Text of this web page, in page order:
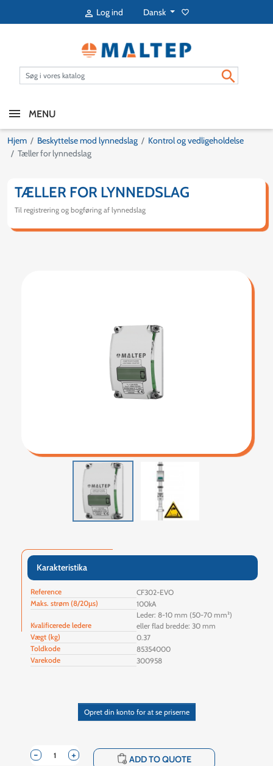
 Log ind Dansk favorite_border

MENU
Hjem Beskyttelse mod lynnedslag
Kontrol og vedligeholdelse
Tæller for lynnedslag
TÆLLER FOR LYNNEDSLAG
Til registrering og bogføring af lynnedslag
Karakteristika
Reference
CF302-EVO
Maks. strøm (8/20µs)
100kA
Kvalificerede ledere
Leder: 8-10 mm (50-70 mm²)
eller flad bredde: 30 mm
Vægt (kg)
0.37
Toldkode
85354000
Varekode
300958
Opret din konto for at se priserne
+
- shopping_cart ADD TO QUOTE